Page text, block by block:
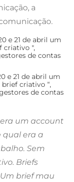
a
e 21 de abril um
criativo “,
de contas
um account
qual era a
Sem
Briefs
brief mau